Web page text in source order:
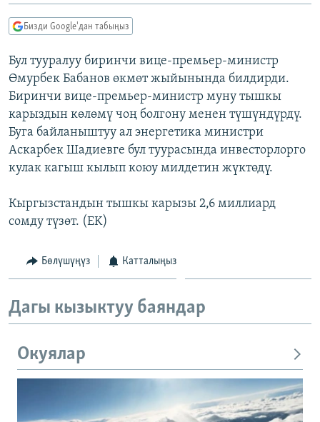
ЭКСПЕРТТЕР ТАЛДАЙТ
БИЗ ЖАНА ДҮЙНӨ
ДАНИСТЕ
ЭЖЕ-СИҢДИЛЕР
АЗАТТЫК+
ЫҢГАЙСЫЗ СУРООЛОР
ӨЗГӨЧӨ ПИКИР
Русский
ОНЛАЙН ШЕРИНЕ
ЭЕ/АРнун бардык сайттары
Бизди Google'дан табыңыз
Бул тууралуу биринчи вице-премьер-министр
Өмурбек Бабанов өкмөт жыйынында билдирди.
Биринчи вице-премьер-министр муну тышкы
карыздын көлөмү чоң болгону менен түшүндүрдү.
Буга байланыштуу ал энергетика министри
Аскарбек Шадиевге бул туурасында инвесторлорго
кулак кагыш кылып коюу милдетин жүктөдү.
Кыргызстандын тышкы карызы 2,6 миллиард
сомду түзөт. (EK)
Бөлүшүңүз Катталыңыз
Дагы кызыктуу баяндар
Окуялар